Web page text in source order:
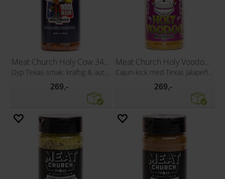
Meat Church Holy Cow 340g
269,-
Meat Church Holy Voodoo 397g
269,-